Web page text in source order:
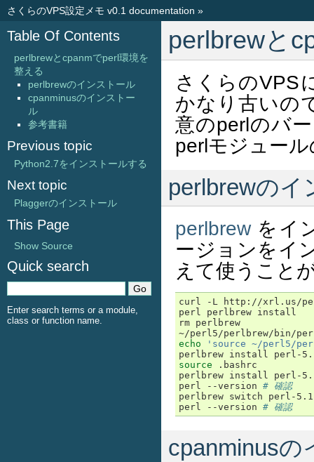
さくらのVPS設定メモ v0.1 documentation »
perlbrewと
さくらのVPS
かなり古いの
意のperlのバ
perlモジュー
perlbrewのイ
perlbrewをイ
ージョンをイ
えて使うこと
curl -L http://xrl.us/
perl perlbrew install
rm perlbrew
echo
'source ~/perl5/
source .bashrc
perlbrew install perl-
perl --version # 確認
perlbrew switch perl-
perl --version # 確認
cpanminusの
Table Of Contents
perlbrewとcpanmでperl環境を
整える
perlbrewのインストール
cpanminusのインストー
ル
参考書籍
Previous topic
Python2.7をインストールする
Next topic
Plaggerのインストール
This Page
Show Source
Quick search
Enter search terms or a module,
class or function name.